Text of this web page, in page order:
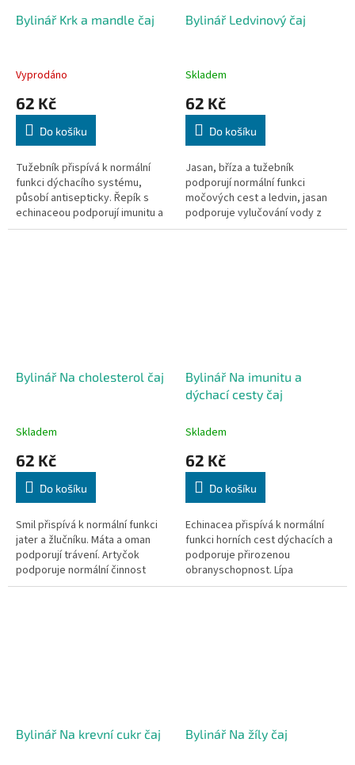
Bylinář Krk a mandle čaj
Vyprodáno
62 Kč
Do košíku
Tužebník přispívá k normální
funkci dýchacího systému,
působí antisepticky. Řepík s
echinaceou podporují imunitu a
normální funkci horních
Bylinář Ledvinový čaj
Skladem
62 Kč
Do košíku
Jasan, bříza a tužebník
podporují normální funkci
močových cest a ledvin, jasan
podporuje vylučování vody z
těla. Zlatobýl přispívá k normální
Bylinář Na cholesterol čaj
Skladem
62 Kč
Do košíku
Smil přispívá k normální funkci
jater a žlučníku. Máta a oman
podporují trávení. Artyčok
podporuje normální činnost
srdce, krevních lipidů. 40 sáčků,
Bylinář Na imunitu a
dýchací cesty čaj
Skladem
62 Kč
Do košíku
Echinacea přispívá k normální
funkci horních cest dýchacích a
podporuje přirozenou
obranyschopnost. Lípa
podporuje pocení a usnadňuje
Bylinář Na krevní cukr čaj Bylinář Na žíly čaj